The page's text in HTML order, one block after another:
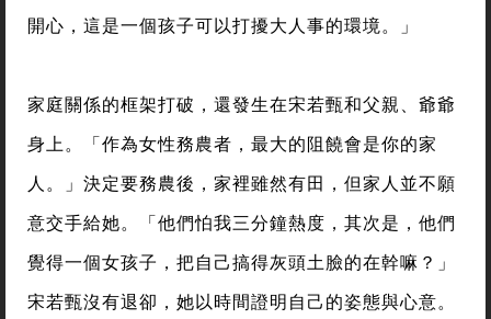
開心，這是一個孩子可以打擾大人事的環境。」
家庭關係的框架打破，還發生在宋若甄和父親、爺爺
身上。「作為女性務農者，最大的阻饒會是你的家
人。」決定要務農後，家裡雖然有田，但家人並不願
意交手給她。「他們怕我三分鐘熱度，其次是，他們
覺得一個女孩子，把自己搞得灰頭土臉的在幹嘛？」
宋若甄沒有退卻，她以時間證明自己的姿態與心意。